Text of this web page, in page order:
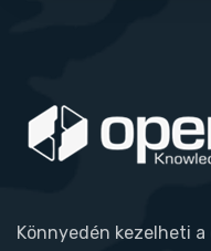
Könnyedén kezelheti